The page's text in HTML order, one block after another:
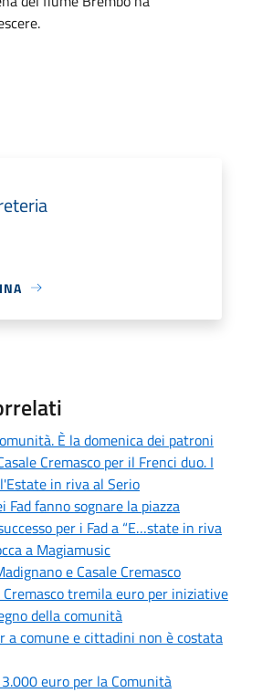
È la domenica dei patroni
Cremasco per il Frenci duo. I
in riva al Serio
Fad fanno sognare la piazza
per i Fad a “E…state in riva
a Magiamusic
e Casale Cremasco
Cremasco tremila euro per iniziative
della comunità
a comune e cittadini non è costata
3.000 euro per la Comunità